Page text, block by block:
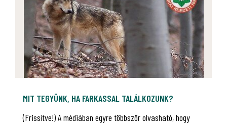
MIT TEGYÜNK, HA FARKASSAL TALÁLKOZUNK?
(Frissítve!) A médiában egyre többször olvasható, hogy